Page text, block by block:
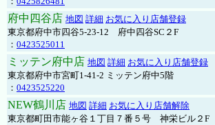
府中四谷店 地図 詳細 お気に入り店舗登録
東京都府中市四谷5-23-12 府中四谷SC２F
： 0423525011
ミッテン府中店 地図 詳細 お気に入り店舗登録
東京都府中市宮町1-41-2 ミッテン府中5階
： 0423525220
NEW鶴川店 地図 詳細 お気に入り店舗解除
東京都町田市能ヶ谷１丁目７番５号 神栄ビル２F